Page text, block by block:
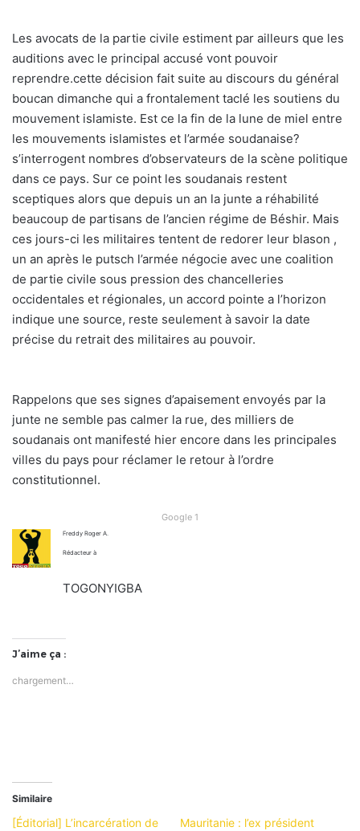
Les avocats de la partie civile estiment par ailleurs que les
auditions avec le principal accusé vont pouvoir
reprendre.cette décision fait suite au discours du général
boucan dimanche qui a frontalement taclé les soutiens du
mouvement islamiste. Est ce la fin de la lune de miel entre
les mouvements islamistes et l’armée soudanaise?
s’interrogent nombres d’observateurs de la scène politique
dans ce pays. Sur ce point les soudanais restent
sceptiques alors que depuis un an la junte a réhabilité
beaucoup de partisans de l’ancien régime de Béshir. Mais
ces jours-ci les militaires tentent de redorer leur blason ,
un an après le putsch l’armée négocie avec une coalition
de partie civile sous pression des chancelleries
occidentales et régionales, un accord pointe a l’horizon
indique une source, reste seulement à savoir la date
précise du retrait des militaires au pouvoir.
Rappelons que ses signes d’apaisement envoyés par la
junte ne semble pas calmer la rue, des milliers de
soudanais ont manifesté hier encore dans les principales
villes du pays pour réclamer le retour à l’ordre
constitutionnel.
Google 1
Freddy Roger A.
Rédacteur à
TOGONYIGBA
J’aime ça :
chargement…
Similaire
[Éditorial] L’incarcération de
Mauritanie : l’ex président